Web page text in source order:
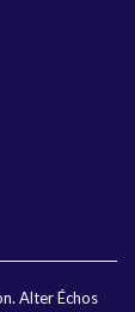
Alter Échos